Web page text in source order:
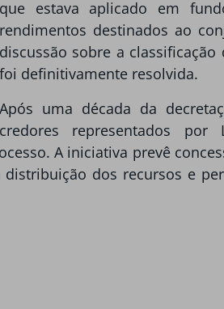
que estava aplicado em
rendimentos destinados ao
discussão sobre a
foi definitivamente resolvida.
Após uma década da
credores representados por
A iniciativa prevê
dos recursos e